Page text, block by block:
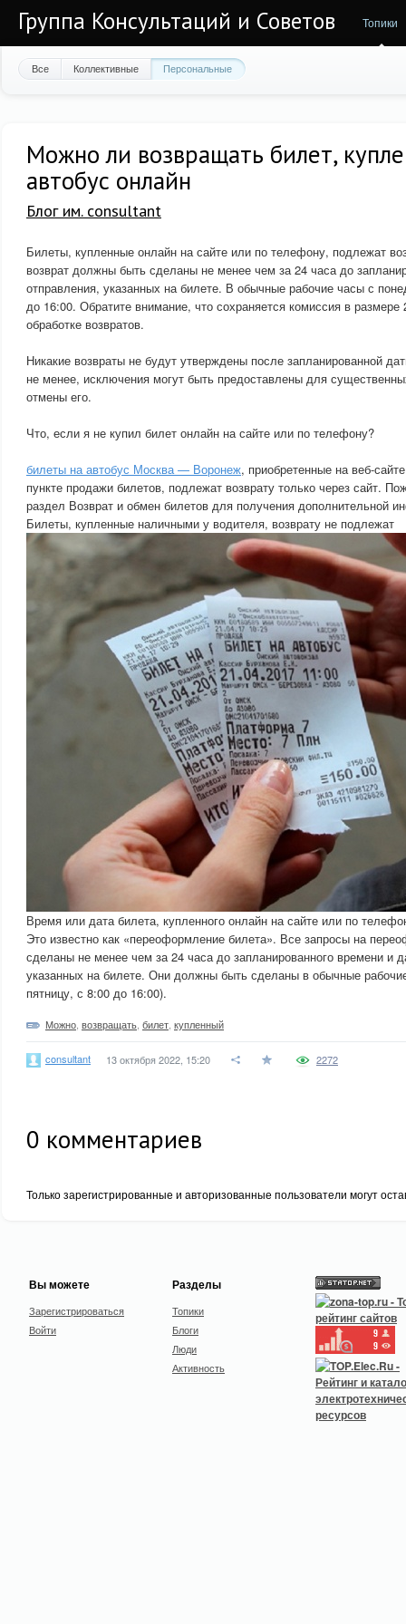
Группа Консультаций и Советов Топики
Все Коллективные Персональные
Можно ли возвращать билет,
автобус онлайн
Блог им. consultant
Билеты, купленные онлайн на сайте или по телефону, подлежат
возврат должны быть сделаны не менее чем за 24 часа до
отправления, указанных на билете. В обычные рабочие часы с
до 16:00. Обратите внимание, что сохраняется комиссия в
обработке возвратов.
Никакие возвраты не будут утверждены после запланированной
не менее, исключения могут быть предоставлены для
отмены его.
Что, если я не купил билет онлайн на сайте или по телефону?
билеты на автобус Москва — Воронеж, приобретенные на веб-
пункте продажи билетов, подлежат возврату только через сайт.
раздел Возврат и обмен билетов для получения дополнительной
Билеты, купленные наличными у водителя, возврату не подлежат
Время или дата билета, купленного онлайн на сайте или по
Это известно как «переоформление билета». Все запросы на
сделаны не менее чем за 24 часа до запланированного времени и
указанных на билете. Они должны быть сделаны в обычные
пятницу, с 8:00 до 16:00).
Можно возвращать билет купленный
consultant 13 октября 2022, 15:20 2272
0 комментариев
Только зарегистрированные и авторизованные пользователи могут
Вы можете
Зарегистрироваться
Войти
Разделы
Топики
Блоги
Люди
Активность